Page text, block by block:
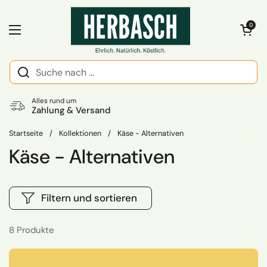
Zum Inhalt springen
Menü öffnen
Warenkorb
0
Alles rund um
Zahlung & Versand
Startseite / Kollektionen / Käse - Alternativen
Käse - Alternativen
8 Produkte
Filtern und sortieren